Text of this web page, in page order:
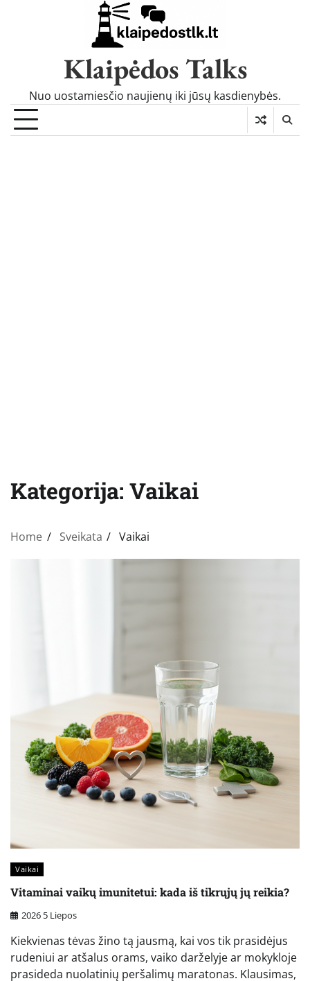
Klaipėdos Talks
Nuo uostamiesčio naujienų iki jūsų kasdienybės.
Kategorija: Vaikai
Home Sveikata Vaikai
Vaikai
Vitaminai vaikų imunitetui: kada iš tikrųjų jų reikia?
2026 5 Liepos
Kiekvienas tėvas žino tą jausmą, kai vos tik prasidėjus
rudeniui ar atšalus orams, vaiko darželyje ar mokykloje
prasideda nuolatinių peršalimų maratonas. Klausimas,